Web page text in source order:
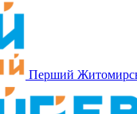
Перший